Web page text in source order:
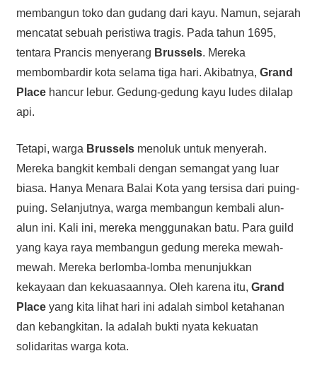
membangun toko dan gudang dari kayu. Namun, sejarah
mencatat sebuah peristiwa tragis. Pada tahun 1695,
tentara Prancis menyerang Brussels. Mereka
membombardir kota selama tiga hari. Akibatnya, Grand
Placehancur lebur. Gedung-gedung kayu ludes dilalap
api.
Tetapi, warga Brusselsmenoluk untuk menyerah.
Mereka bangkit kembali dengan semangat yang luar
biasa. Hanya Menara Balai Kota yang tersisa dari puing-
puing. Selanjutnya, warga membangun kembali alun-
alun ini. Kali ini, mereka menggunakan batu. Para guild
yang kaya raya membangun gedung mereka mewah-
mewah. Mereka berlomba-lomba menunjukkan
kekayaan dan kekuasaannya. Oleh karena itu, Grand
Placeyang kita lihat hari ini adalah simbol ketahanan
dan kebangkitan. Ia adalah bukti nyata kekuatan
solidaritas warga kota.